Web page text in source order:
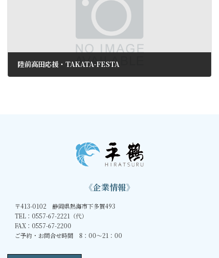
陸前高田応援・TAKATA-FESTA
《企業情報》
〒413-0102 静岡県熱海市下多賀493
TEL：0557-67-2221（代）
FAX：0557-67-2200
ご予約・お問合せ時間 8：00～21：00